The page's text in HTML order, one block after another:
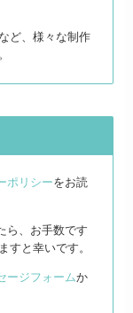
ど、様々な制作
ポリシーをお読
ら、お手数です
すと幸いです。
ージフォームか